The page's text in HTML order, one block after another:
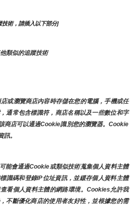
術，請插入以下部分]
類似的追蹤技術
或瀏覽商店內容時存儲在您的電腦，手機或任
通常包含標識符，商店名稱以及一些數位和字
商店可以通過Cookie識別您的瀏覽器。Cookie
。
能會通過Cookie或類似技術蒐集個人資料主體
識碼和登錄IP位址資訊，並緩存個人資料主體
看個人資料主體的網路環境。Cookies允許我
不斷優化商店的使用者友好性，並根據您的需